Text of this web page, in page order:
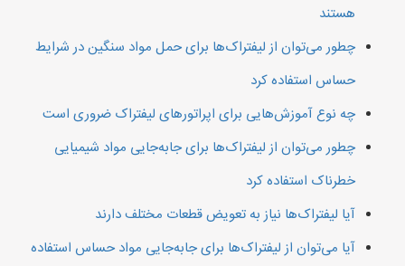
هستند
چطور می‌توان از لیفتراک‌ها برای حمل مواد سنگین در شرایط
حساس استفاده کرد
چه نوع آموزش‌هایی برای اپراتورهای لیفتراک ضروری است
چطور می‌توان از لیفتراک‌ها برای جابه‌جایی مواد شیمیایی
خطرناک استفاده کرد
آیا لیفتراک‌ها نیاز به تعویض قطعات مختلف دارند
آیا می‌توان از لیفتراک‌ها برای جابه‌جایی مواد حساس استفاده